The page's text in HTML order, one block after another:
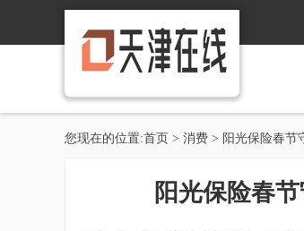
您现在的位置:首页 > 消费 > 阳光保险春节
阳光保险春